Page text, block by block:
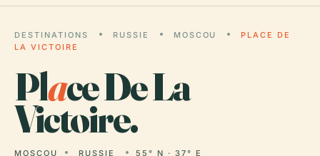
DESTINATIONS RUSSIE MOSCOU
PLACE DE
LA VICTOIRE
Place De La
Victoire.
MOSCOU RUSSIE 55° N · 37° E